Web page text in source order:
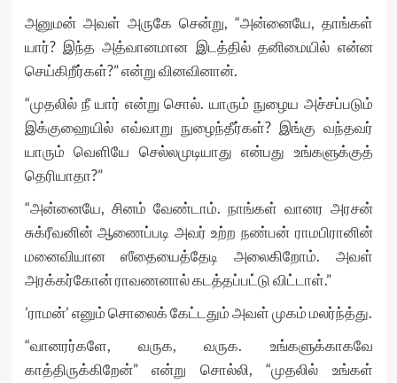
அனுமன் அவள் அருகே சென்று, “அன்னையே, தாங்கள்
யார்? இந்த அத்வானமான இடத்தில் தனிமையில் என்ன
செய்கிறீர்கள்?” என்று வினவினான்.
“முதலில் நீ யார் என்று சொல். யாரும் நுழைய அச்சப்படும்
இக்குஹையில் எவ்வாறு நுழைந்தீர்கள்? இங்கு வந்தவர்
யாரும் வெளியே செல்லமுடியாது என்பது உங்களுக்குத்
தெரியாதா?”
“அன்னையே, சினம் வேண்டாம். நாங்கள் வானர அரசன்
சுக்ரீவனின் ஆணைப்படி அவர் உற்ற நண்பன் ராமபிரானின்
மனைவியான ஸீதையைத்தேடி அலைகிறோம். அவள்
அரக்கர்கோன் ராவணனால் கடத்தப்பட்டு விட்டாள்.”
’ராமன்’ எனும் சொலைக் கேட்டதும் அவள் முகம் மலர்ந்த்து.
“வானரர்களே, வருக, வருக. உங்களுக்காகவே
காத்திருக்கிறேன்” என்று சொல்லி, “முதலில் உங்கள்